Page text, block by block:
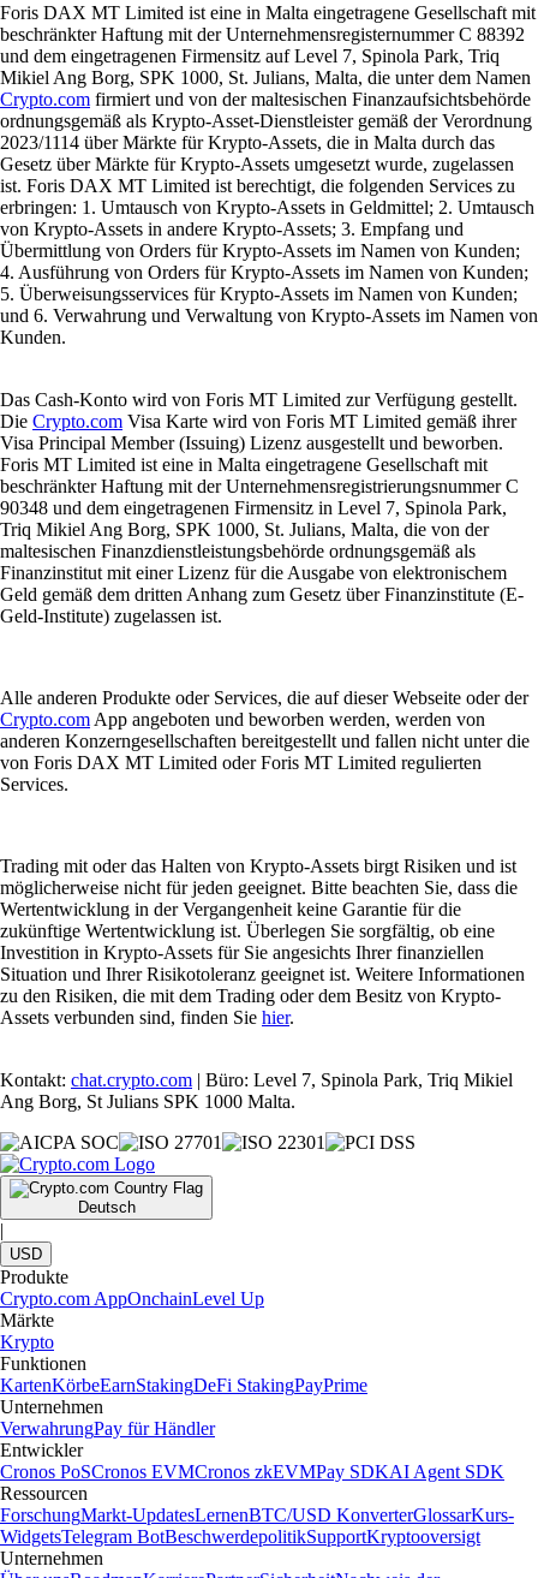
Foris DAX MT Limited ist eine in Malta eingetragene Gesellschaft mit
beschränkter Haftung mit der Unternehmensregisternummer C 88392
und dem eingetragenen Firmensitz auf Level 7, Spinola Park, Triq
Mikiel Ang Borg, SPK 1000, St. Julians, Malta, die unter dem Namen
Crypto.com firmiert und von der maltesischen Finanzaufsichtsbehörde
ordnungsgemäß als Krypto-Asset-Dienstleister gemäß der Verordnung
2023/1114 über Märkte für Krypto-Assets, die in Malta durch das
Gesetz über Märkte für Krypto-Assets umgesetzt wurde, zugelassen
ist. Foris DAX MT Limited ist berechtigt, die folgenden Services zu
erbringen: 1. Umtausch von Krypto-Assets in Geldmittel; 2. Umtausch
von Krypto-Assets in andere Krypto-Assets; 3. Empfang und
Übermittlung von Orders für Krypto-Assets im Namen von Kunden;
4. Ausführung von Orders für Krypto-Assets im Namen von Kunden;
5. Überweisungsservices für Krypto-Assets im Namen von Kunden;
und 6. Verwahrung und Verwaltung von Krypto-Assets im Namen von
Kunden.
Das Cash-Konto wird von Foris MT Limited zur Verfügung gestellt.
Die Crypto.com Visa Karte wird von Foris MT Limited gemäß ihrer
Visa Principal Member (Issuing) Lizenz ausgestellt und beworben.
Foris MT Limited ist eine in Malta eingetragene Gesellschaft mit
beschränkter Haftung mit der Unternehmensregistrierungsnummer C
90348 und dem eingetragenen Firmensitz in Level 7, Spinola Park,
Triq Mikiel Ang Borg, SPK 1000, St. Julians, Malta, die von der
maltesischen Finanzdienstleistungsbehörde ordnungsgemäß als
Finanzinstitut mit einer Lizenz für die Ausgabe von elektronischem
Geld gemäß dem dritten Anhang zum Gesetz über Finanzinstitute (E-
Geld-Institute) zugelassen ist.
Alle anderen Produkte oder Services, die auf dieser Webseite oder der
Crypto.com App angeboten und beworben werden, werden von
anderen Konzerngesellschaften bereitgestellt und fallen nicht unter die
von Foris DAX MT Limited oder Foris MT Limited regulierten
Services.
Trading mit oder das Halten von Krypto-Assets birgt Risiken und ist
möglicherweise nicht für jeden geeignet. Bitte beachten Sie, dass die
Wertentwicklung in der Vergangenheit keine Garantie für die
zukünftige Wertentwicklung ist. Überlegen Sie sorgfältig, ob eine
Investition in Krypto-Assets für Sie angesichts Ihrer finanziellen
Situation und Ihrer Risikotoleranz geeignet ist. Weitere Informationen
zu den Risiken, die mit dem Trading oder dem Besitz von Krypto-
Assets verbunden sind, finden Sie hier.
Kontakt: chat.crypto.com | Büro: Level 7, Spinola Park, Triq Mikiel
Ang Borg, St Julians SPK 1000 Malta.
Deutsch
|
USD
Produkte
Crypto.com AppOnchainLevel Up
Märkte
Krypto
Funktionen
KartenKörbeEarnStakingDeFi StakingPayPrime
Unternehmen
VerwahrungPay für Händler
Entwickler
Cronos PoSCronos EVMCronos zkEVMPay SDKAI Agent SDK
Ressourcen
ForschungMarkt-UpdatesLernenBTC/USD KonverterGlossarKurs-
WidgetsTelegram BotBeschwerdepolitikSupportKryptooversigt
Unternehmen